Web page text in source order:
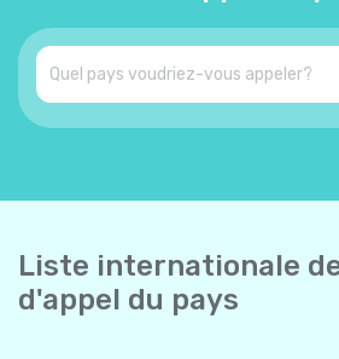
Liste internationale
d'appel du pays